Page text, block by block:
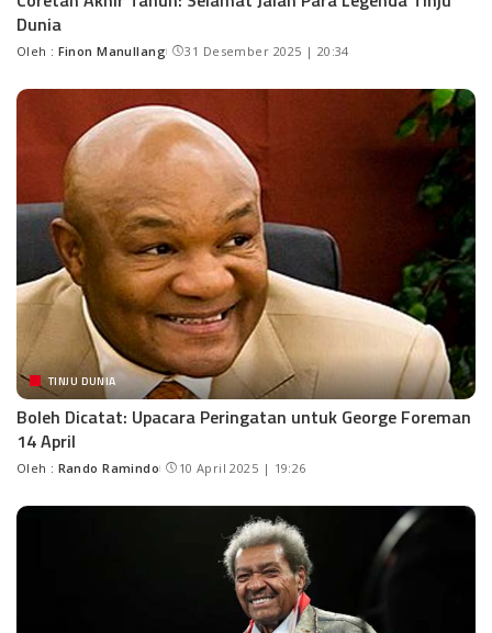
Dunia
Oleh : Finon Manullang 31 Desember 2025 | 20:34
TINJU DUNIA
Boleh Dicatat: Upacara Peringatan untuk George Foreman
14 April
Oleh : Rando Ramindo 10 April 2025 | 19:26